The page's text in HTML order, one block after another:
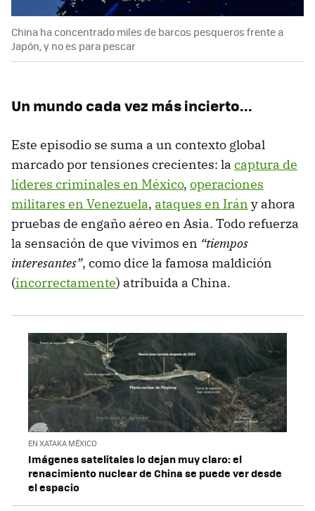
China ha concentrado miles de barcos pesqueros frente a
Japón, y no es para pescar
Un mundo cada vez más incierto...
Este episodio se suma a un contexto global
marcado por tensiones crecientes: la captura de
líderes criminales en México, operaciones
militares en Venezuela, ataques en Irán y ahora
pruebas de engaño aéreo en Asia. Todo refuerza
la sensación de que vivimos en “tiempos
interesantes”, como dice la famosa maldición
(incorrectamente) atribuida a China.
EN XATAKA MÉXICO
Imágenes satelitales lo dejan muy claro: el
renacimiento nuclear de China se puede ver desde
el espacio